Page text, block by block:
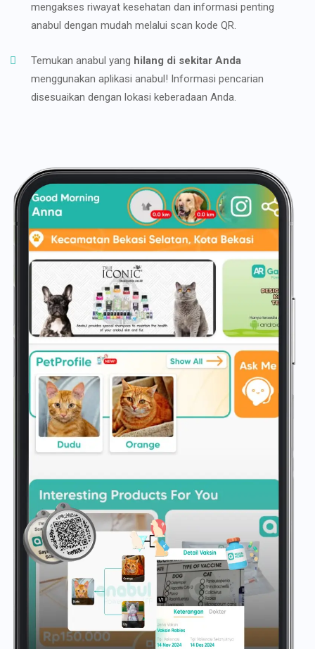
mengakses riwayat kesehatan dan informasi penting
anabul dengan mudah melalui scan kode QR.
Temukan anabul yang hilang di sekitar Anda
menggunakan aplikasi anabul! Informasi pencarian
disesuaikan dengan lokasi keberadaan Anda.